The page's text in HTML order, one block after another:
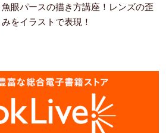
魚眼パースの描き方講座！レンズの歪
みをイラストで表現！